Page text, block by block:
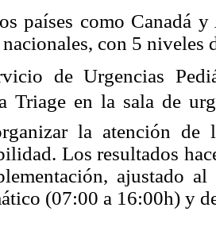
países como Canadá
con 5 niveles
de Urgencias
Triage en la sala de
la atención de
Los resultados
ajustado
(07:00 a 16:00h) y